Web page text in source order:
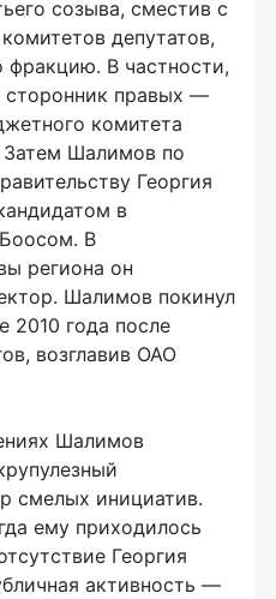
созыва, сместив с
депутатов,
фракцию. В частности,
сторонник правых —
комитета
Шалимов по
Георгия
в
В
региона он
Шалимов покинул
2010 года после
возглавив ОАО
Шалимов
смелых инициатив.
ему приходилось
Георгия
активность —